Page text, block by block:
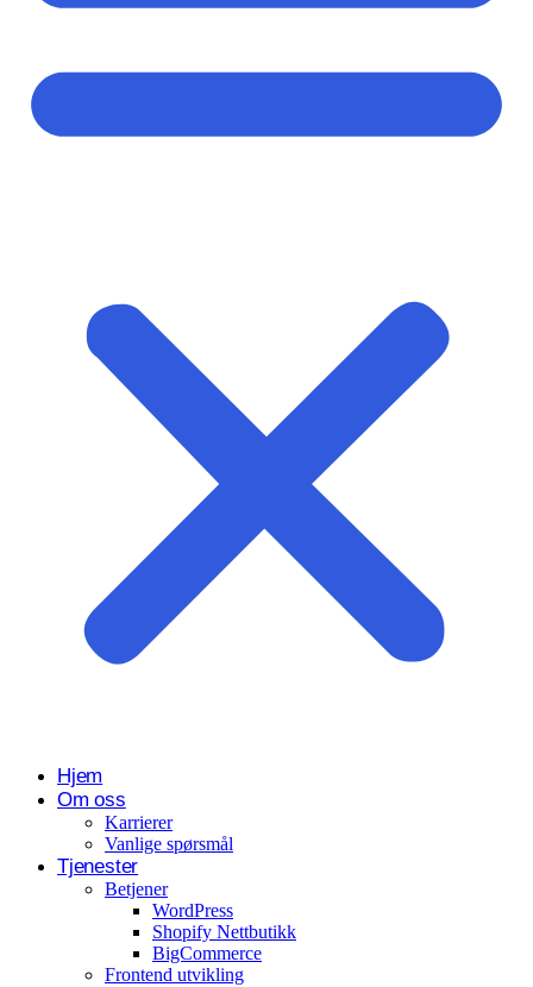
Hjem
Om oss
Karrierer
Vanlige spørsmål
Tjenester
Betjener
WordPress
Shopify Nettbutikk
BigCommerce
Frontend utvikling
Arrangementer og opplevelser